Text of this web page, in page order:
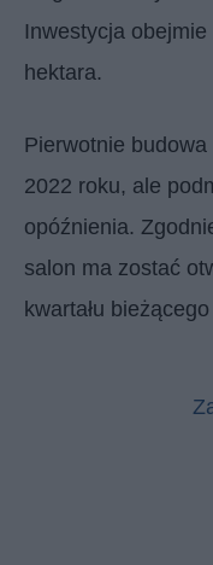
Inwestycja obejmie
hektara.
Pierwotnie budowa
2022 roku, ale
opóźnienia.
salon ma zostać
kwartału